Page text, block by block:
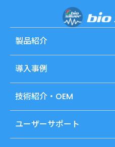
製品紹介
導入事例
技術紹介・OEM
ユーザーサポート